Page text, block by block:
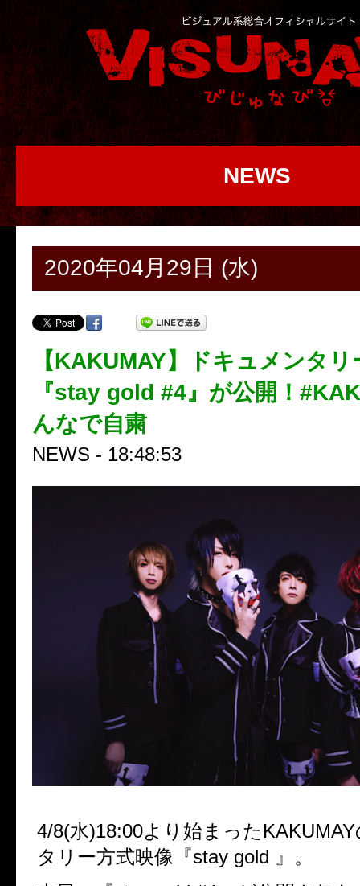
NEWS
2020年04月29日 (水)
【KAKUMAY】ドキュメンタ
『stay gold #4』が公開！
んなで自粛
NEWS - 18:48:53
4/8(水)18:00より始まった
タリー方式映像『stay gold 』。